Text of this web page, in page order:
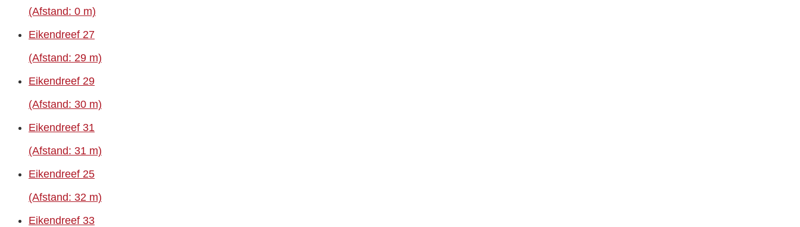
(Afstand: 0 m)
Eikendreef 27
(Afstand: 29 m)
Eikendreef 29
(Afstand: 30 m)
Eikendreef 31
(Afstand: 31 m)
Eikendreef 25
(Afstand: 32 m)
Eikendreef 33